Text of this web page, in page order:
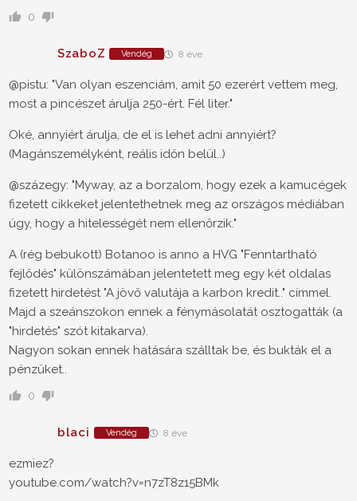
0
SzaboZ Vendég 8 éve
@pistu: "Van olyan eszenciám, amit 50 ezerért vettem meg,
most a pincészet árulja 250-ért. Fél liter."
Oké, annyiért árulja, de el is lehet adni annyiért?
(Magánszemélyként, reális időn belül..)
@százegy: "Myway, az a borzalom, hogy ezek a kamucégek
fizetett cikkeket jelentethetnek meg az országos médiában
úgy, hogy a hitelességét nem ellenőrzik."
A (rég bebukott) Botanoo is anno a HVG "Fenntartható
fejlődés" különszámában jelentetett meg egy két oldalas
fizetett hirdetést "A jövő valutája a karbon kredit.." címmel.
Majd a szeánszokon ennek a fénymásolatát osztogatták (a
"hirdetés" szót kitakarva).
Nagyon sokan ennek hatására szálltak be, és bukták el a
pénzüket..
0
blaci Vendég 8 éve
ezmiez?
youtube.com/watch?v=n7zT8z15BMk